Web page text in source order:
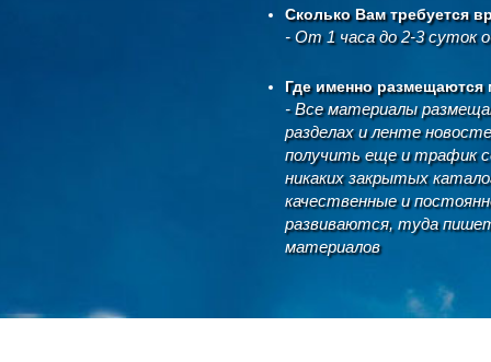
Сколько Вам требуется
- От 1 часа до 2-3 суток
Где именно размещаются
- Все материалы
разделах и ленте
получить еще и трафик
никаких закрытых
качественные и
развиваются, туда
материалов